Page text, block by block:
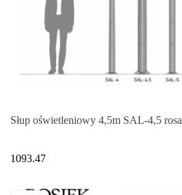
Słup oświetleniowy 4,5m SAL-4,5 rosa
1093.47